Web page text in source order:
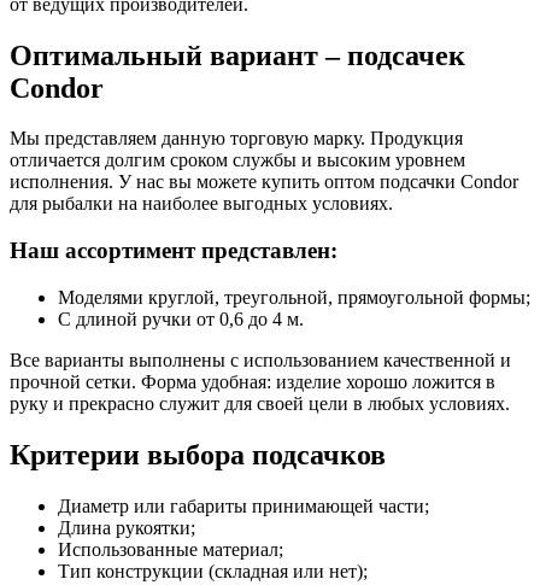
Оптимальный вариант – подсачек
Condor
Мы представляем данную торговую марку. Продукция
отличается долгим сроком службы и высоким уровнем
исполнения. У нас вы можете купить оптом подсачки Condor
для рыбалки на наиболее выгодных условиях.
Наш ассортимент представлен:
Моделями круглой, треугольной, прямоугольной формы;
С длиной ручки от 0,6 до 4 м.
Все варианты выполнены с использованием качественной и
прочной сетки. Форма удобная: изделие хорошо ложится в
руку и прекрасно служит для своей цели в любых условиях.
Критерии выбора подсачков
Диаметр или габариты принимающей части;
Длина рукоятки;
Использованные материал;
Тип конструкции (складная или нет);